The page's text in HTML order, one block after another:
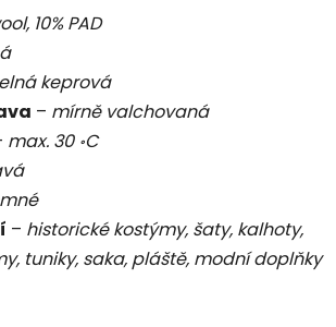
10% PAD
keprová
– mírně valchovaná
max. 30 ॰C
– historické kostýmy, šaty, kalhoty,
tuniky, saka, pláště, modní doplňky